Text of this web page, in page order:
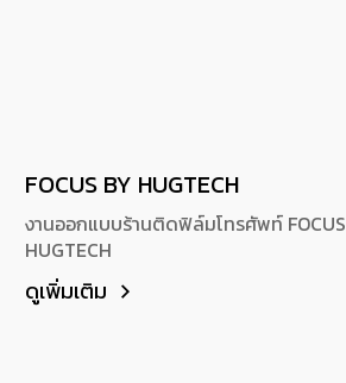
FOCUS BY HUGTECH
งานออกแบบร้านติดฟิล์มโทรศัพท์ FOCUS
HUGTECH
ดูเพิ่มเติม